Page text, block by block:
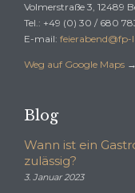
Volmerstraße 3, 12489
Tel.: +49 (0) 30 / 680
E-mail: feierabend@fp-
Weg auf Google Maps →
Blog
Wann ist ein
zulässig?
3. Januar 2023